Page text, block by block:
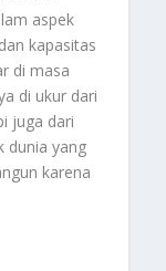
aspek
kapasitas
di masa
di ukur dari
juga dari
dunia yang
karena